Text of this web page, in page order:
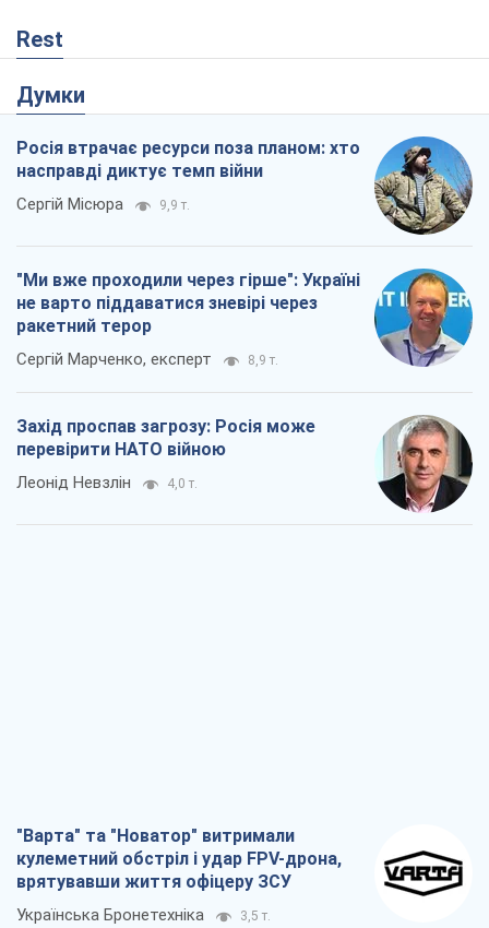
Rest
Думки
Росія втрачає ресурси поза планом: хто
насправді диктує темп війни
Сергій Місюра 9,9 т.
"Ми вже проходили через гірше": Україні
не варто піддаватися зневірі через
ракетний терор
Сергій Марченко, експерт 8,9 т.
Захід проспав загрозу: Росія може
перевірити НАТО війною
Леонід Невзлін 4,0 т.
"Варта" та "Новатор" витримали
кулеметний обстріл і удар FPV-дрона,
врятувавши життя офіцеру ЗСУ
Українська Бронетехніка 3,5 т.